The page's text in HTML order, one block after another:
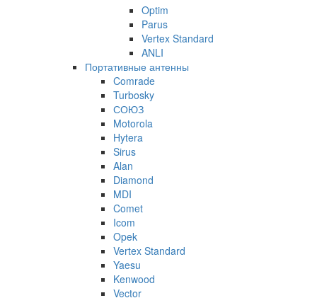
Optim
Parus
Vertex Standard
ANLI
Портативные антенны
Comrade
Turbosky
СОЮЗ
Motorola
Hytera
Sirus
Alan
Diamond
MDI
Comet
Icom
Opek
Vertex Standard
Yaesu
Kenwood
Vector